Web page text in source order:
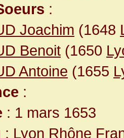
:
Joachim (1648
Benoit (1650
Antoine (1655
:
: 1 mars 1653
: Lyon Rhône